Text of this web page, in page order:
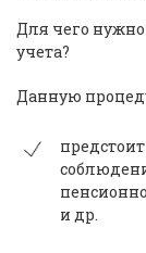
Для чего
учета?
Данную
и др.